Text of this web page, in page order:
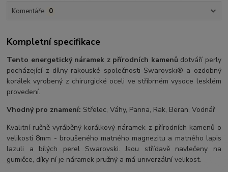
Komentáře 0
Kompletní specifikace
Tento energetický náramek z přírodních kamenů dotváří perly
pocházející z dílny rakouské společnosti Swarovski® a ozdobný
korálek vyrobený z chirurgické oceli ve stříbrném vysoce lesklém
provedení.
Vhodný pro znamení: Střelec, Váhy, Panna, Rak, Beran, Vodnář
Kvalitní ručně vyráběný korálkový náramek z přírodních kamenů o
velikosti 8mm - broušeného matného magnezitu a matného lapis
lazuli a bílých perel Swarovski. Jsou střídavě navlečeny na
gumičce, díky ní je náramek pružný a má univerzální velikost.